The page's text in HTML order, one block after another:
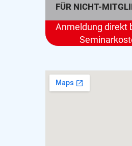
FÜR NICHT-
Anmeldung direkt